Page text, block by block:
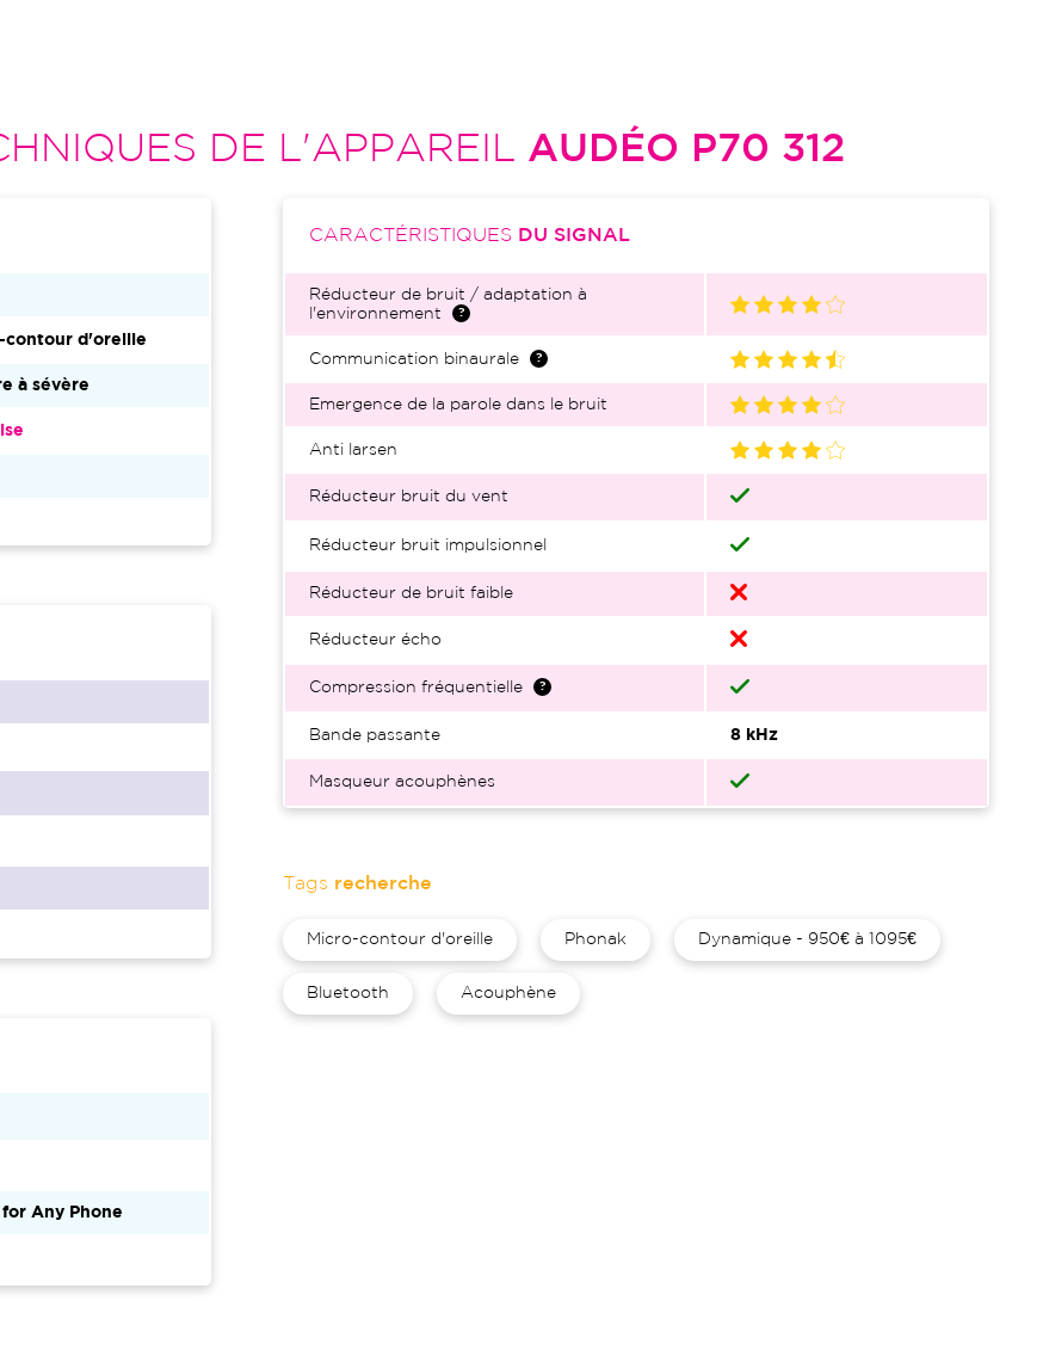
DE L'APPAREIL AUDÉO P70 312
contour d'oreille
à sévère
for Any Phone
CARACTÉRISTIQUES DU SIGNAL
Réducteur de bruit / adaptation à
l'environnement
Communication binaurale
Emergence de la parole dans le bruit
Anti larsen
Réducteur bruit du vent
Réducteur bruit impulsionnel
Réducteur de bruit faible
Réducteur écho
Compression fréquentielle
Bande passante 8 kHz
Masqueur acouphènes
Tags recherche
Micro-contour d'oreille Phonak Dynamique - 950€ à 1095€
Bluetooth Acouphène